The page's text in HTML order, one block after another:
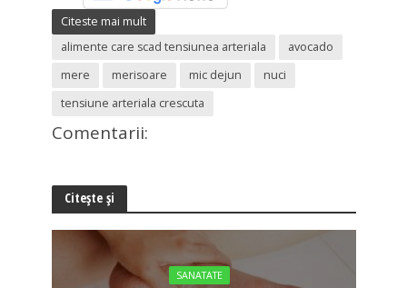
Citeste mai mult
alimente care scad tensiunea arteriala
avocado
mere
merisoare mic dejun
nuci
tensiune arteriala crescuta
Comentarii:
Citește și
SANATATE